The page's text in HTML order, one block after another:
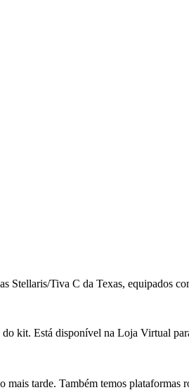
Stellaris/Tiva C da Texas, equipados
kit. Está disponível na Loja Virtual
tarde. Também temos plataformas